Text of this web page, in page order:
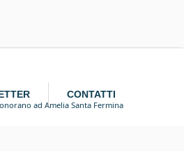
CONTATTI
ad Amelia Santa Fermina